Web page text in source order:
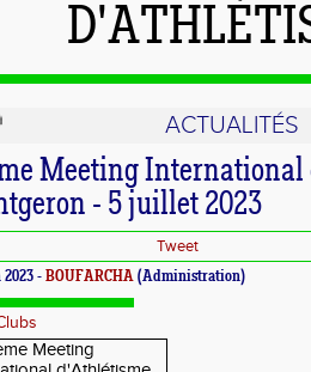
ACTUALITÉS
Meeting
- 5 juillet 2023
Tweet
- BOUFARCHA (Administration)